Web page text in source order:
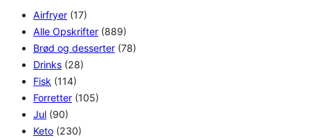
Airfryer (17)
Alle Opskrifter (889)
Brød og desserter (78)
Drinks (28)
Fisk (114)
Forretter (105)
Jul (90)
Keto (230)